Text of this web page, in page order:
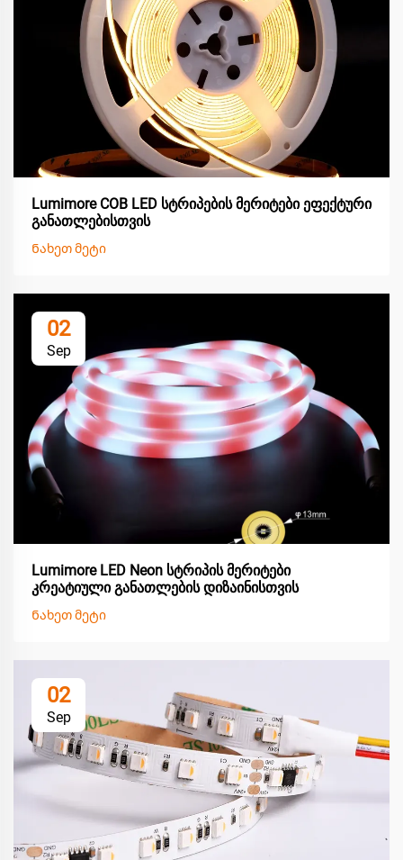
Lumimore COB LED სტრიპების მერიტები ეფექტური
განათლებისთვის
Ნახეთ მეტი
02
Sep
Lumimore LED Neon სტრიპის მერიტები
კრეატიული განათლების დიზაინისთვის
Ნახეთ მეტი
02
Sep